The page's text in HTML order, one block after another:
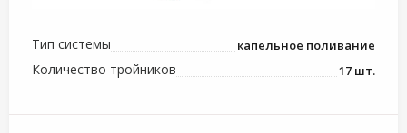
Тип системы капельное поливание
Количество тройников 17 шт.